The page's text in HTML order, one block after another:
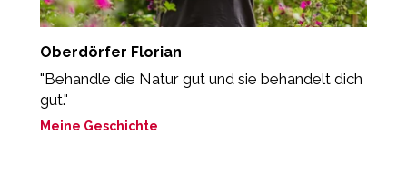
Oberdörfer Florian
"Behandle die Natur gut und sie behandelt dich
gut."
Meine Geschichte